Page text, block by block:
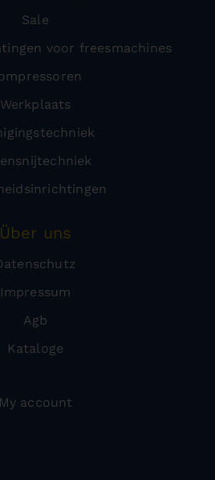
Sale
voor freesmachines
Werkplaats
Über uns
Impressum
Agb
Kataloge
My account